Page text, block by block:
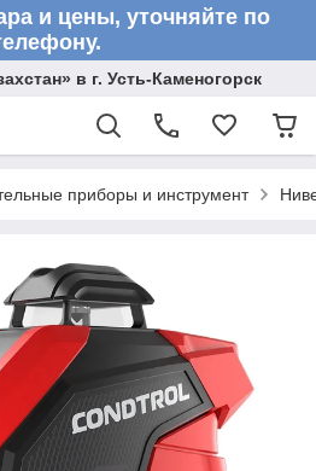
и цены, уточняйте по
в г. Усть-Каменогорск
приборы и инструмент